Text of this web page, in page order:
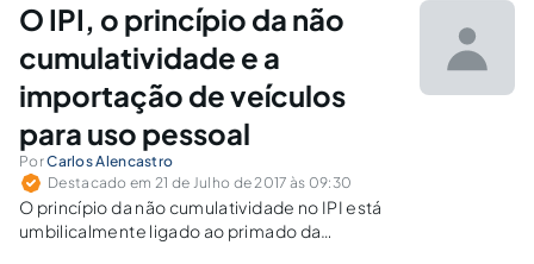
O IPI, o princípio da não
cumulatividade e a
importação de veículos
para uso pessoal
PorCarlos Alencastro
Destacado em 21 de Julho de 2017 às 09:30
O princípio da não cumulatividade no IPI está
umbilicalmente ligado ao primado da